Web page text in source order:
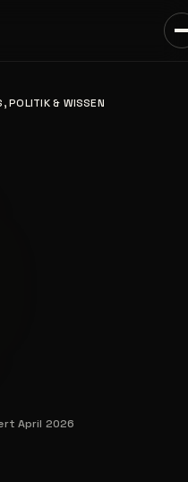
POLITIK & WISSEN
April 2026